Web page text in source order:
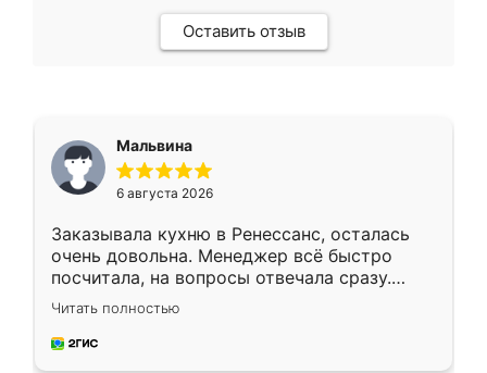
Оставить отзыв
Мальвина
6 августа 2026
Заказывала кухню в Ренессанс, осталась
очень довольна. Менеджер всё быстро
посчитала, на вопросы отвечала сразу.
Замерщик приехал в субботу, подошёл к
делу со всей ответственностью. Собрали
за день, ребята работали аккуратно, даже
Читать полностью